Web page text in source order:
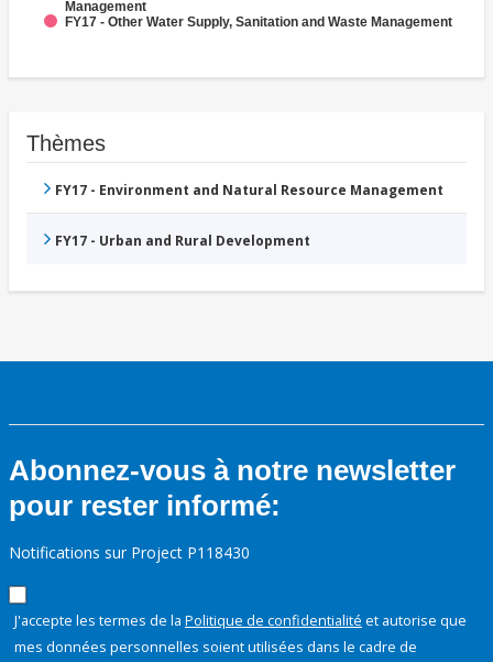
Management
FY17 - Other Water Supply, Sanitation and Waste Management
Thèmes
FY17 - Environment and Natural Resource Management
FY17 - Urban and Rural Development
Abonnez-vous à notre newsletter
pour rester informé:
Notifications sur Project P118430
J'accepte les termes de la Politique de confidentialité et autorise que
mes données personnelles soient utilisées dans le cadre de